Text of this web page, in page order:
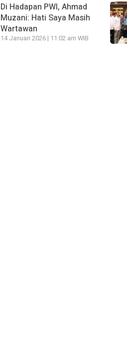
Di Hadapan PWI, Ahmad
Muzani: Hati Saya Masih
Wartawan
14 Januari 2026 | 11:02 am WIB